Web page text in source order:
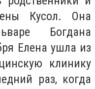
Кусол. Она
Богдана
Елена ушла из
клинику
раз, когда